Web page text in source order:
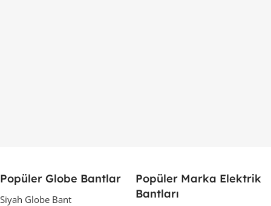
Popüler Globe Bantlar
Siyah Globe Bant
Popüler Marka Elektrik
Bantları